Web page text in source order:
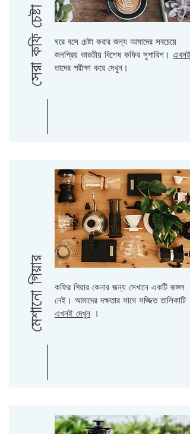
সেরা কফি চেষ্টা
ঘরে বসে চেষ্টা করার জন্য আমাদের সবচেয়ে
জনপ্রিয় ভারতীয় বিশেষ কফির সুপারিশ। এখনই
তাদের পরীক্ষা করে দেখুন।
মেশানো গিয়ার
কফির গিয়ার কেনার জন্য সেখানে একটি জঙ্গল
নেই। আমাদের দক্ষতার সাথে সজ্জিত তালিকাটি
এখনই দেখুন ।